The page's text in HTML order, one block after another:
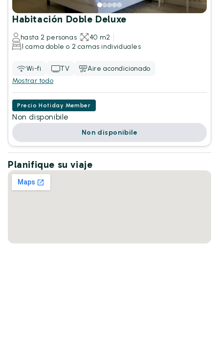
Habitación Doble Deluxe
hasta 2 personas
40 m2
1 cama doble o 2 camas individuales
Wi-fi TV
Aire acondicionado
Mostrar todo
Precio Hotiday Member
Non disponibile
Non disponibile
Planifique su viaje